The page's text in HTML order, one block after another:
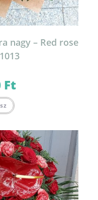
nagy – Red rose
Ft